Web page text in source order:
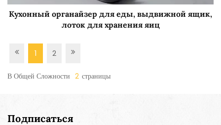
Кухонный органайзер для еды, выдвижной ящик,
лоток для хранения яиц
1 2
В Общей Сложности 2 Страницы
Подписаться